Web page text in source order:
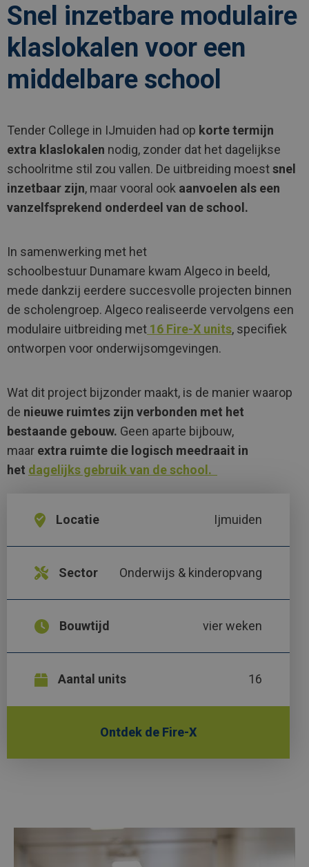
Snel inzetbare modulaire
klaslokalen voor een
middelbare school
Tender College in IJmuiden had op korte termijn
extra klaslokalen nodig, zonder dat het dagelijkse
schoolritme stil zou vallen. De uitbreiding moestsnel
inzetbaar zijn, maar vooral ook aanvoelen als een
vanzelfsprekend onderdeel van de school.
In samenwerking met het
schoolbestuur Dunamare kwam Algeco in beeld,
mede dankzij eerdere succesvolle projecten binnen
de scholengroep. Algeco realiseerde vervolgens een
modulaire uitbreiding met 16 Fire-X units, specifiek
ontworpen voor onderwijsomgevingen.
Wat dit project bijzonder maakt, is de manier waarop
de nieuwe ruimtes zijn verbonden met het
bestaande gebouw. Geen aparte bijbouw,
maar extra ruimte die logisch meedraait in
het dagelijks gebruik van de school.
Locatie Ijmuiden
Sector Onderwijs & kinderopvang
Bouwtijd vier weken
Aantal units 16
Ontdek de Fire-X